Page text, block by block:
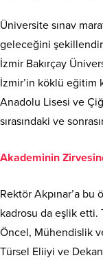
Üniversite sınav
geleceğini
İzmir Bakırçay
İzmir’in köklü eğitim
Anadolu Lisesi ve
sırasındaki ve
Akademinin
Rektör Akpınar’a
kadrosu da eşlik etti.
Öncel, Mühendislik
Türsel Eliiyi ve Dekan